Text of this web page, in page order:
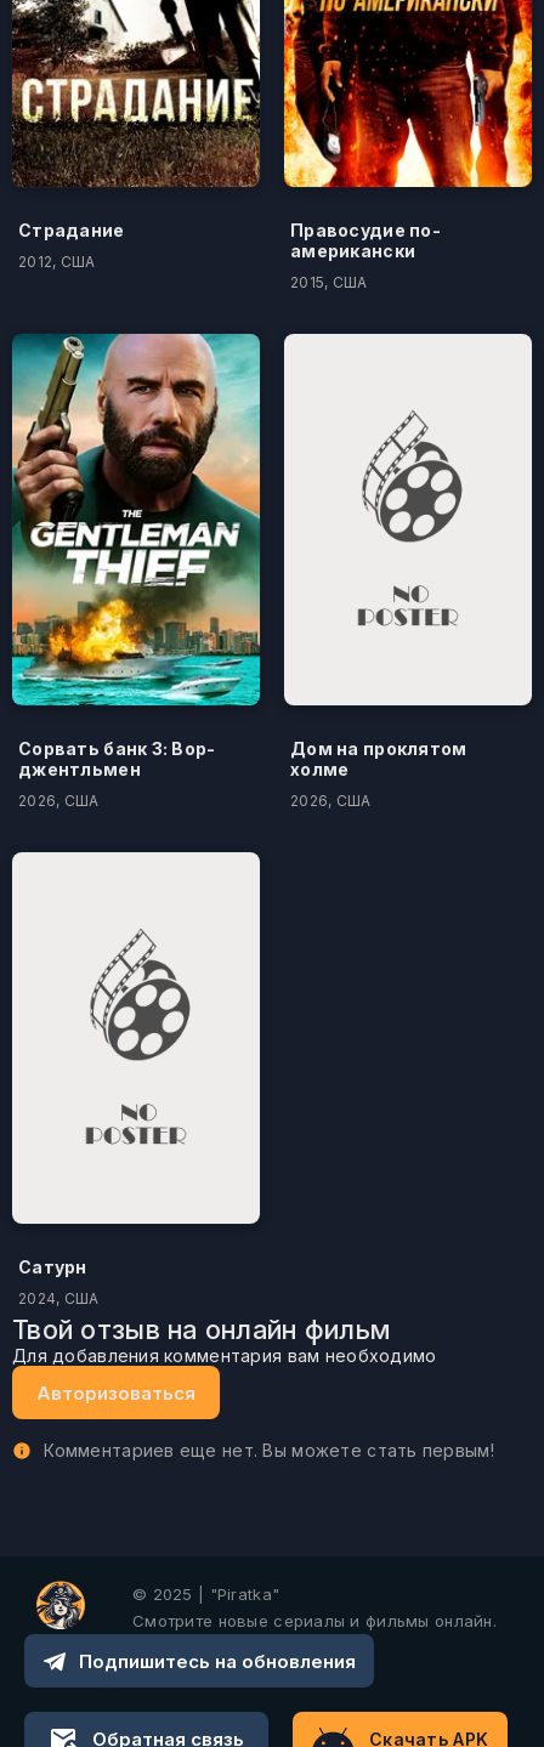
Страдание
2012, США
Правосудие по-
американски
2015, США
Сорвать банк 3: Вор-
джентльмен
2026, США
Дом на проклятом
холме
2026, США
Сатурн
2024, США
Твой отзыв на онлайн фильм
Для добавления комментария вам необходимо
Авторизоваться
Комментариев еще нет. Вы можете стать первым!
© 2025 | "Piratka"
Смотрите новые сериалы и фильмы онлайн.
Подпишитесь на обновления
Обратная связь Скачать APK